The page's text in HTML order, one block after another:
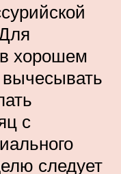
хорошем
вычесывать
с
следует